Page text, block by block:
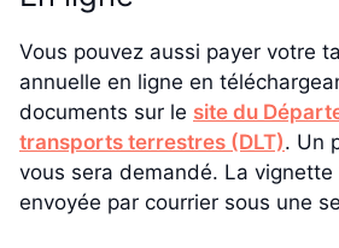
Vous pouvez aussi payer votre
annuelle en ligne en
documents sur le site du
transports terrestres (DLT). Un
vous sera demandé. La
envoyée par courrier sous une